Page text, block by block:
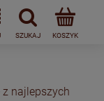
najlepszych